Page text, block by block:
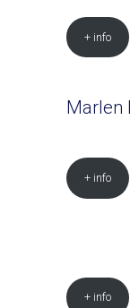
+ info
Marlen
+ info
+ info